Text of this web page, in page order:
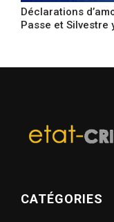
Déclarations
Passe et Silvestre
CATÉGORIES